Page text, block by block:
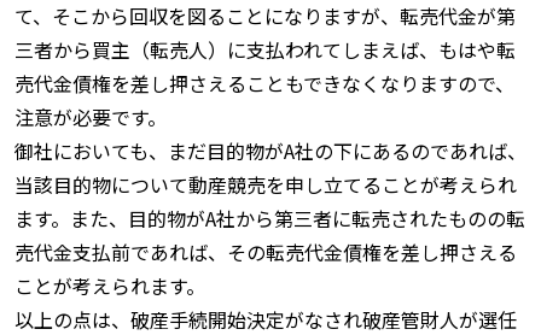
て、そこから回収を図ることになりますが、転売代金が第
三者から買主（転売人）に支払われてしまえば、もはや転
売代金債権を差し押さえることもできなくなりますので、
注意が必要です。
御社においても、まだ目的物がA社の下にあるのであれば、
当該目的物について動産競売を申し立てることが考えられ
ます。また、目的物がA社から第三者に転売されたものの転
売代金支払前であれば、その転売代金債権を差し押さえる
ことが考えられます。
以上の点は、破産手続開始決定がなされ破産管財人が選任